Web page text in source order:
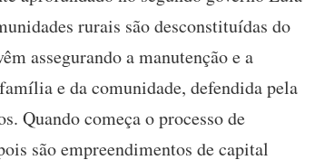
rurais são desconstituídas do
assegurando a manutenção e a
e da comunidade, defendida pela
Quando começa o processo de
são empreendimentos de capital